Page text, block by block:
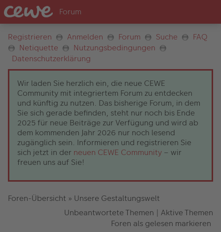
Registrieren Anmelden Forum Suche
FAQ
Netiquette
Nutzungsbedingungen
Datenschutzerklärung
Wir laden Sie herzlich ein, die neue CEWE
Community mit integriertem Forum zu entdecken
und künftig zu nutzen. Das bisherige Forum, in dem
Sie sich gerade befinden, steht nur noch bis Ende
2025 für neue Beiträge zur Verfügung und wird ab
dem kommenden Jahr 2026 nur noch lesend
zugänglich sein. Informieren und registrieren Sie
sich jetzt in der neuen CEWE Community – wir
freuen uns auf Sie!
Foren-Übersicht » Unsere Gestaltungswelt
Unbeantwortete Themen | Aktive Themen
Foren als gelesen markieren